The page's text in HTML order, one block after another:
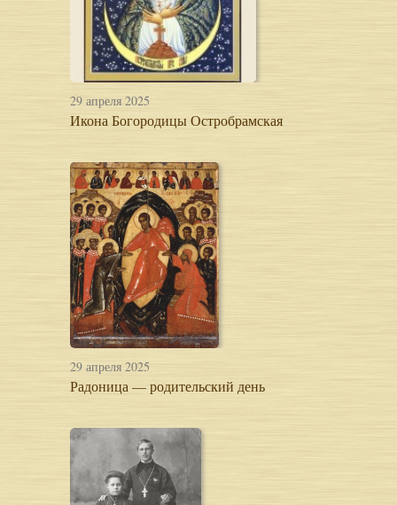
29 апреля 2025
Икона Богородицы Остробрамская
29 апреля 2025
Радоница — родительский день